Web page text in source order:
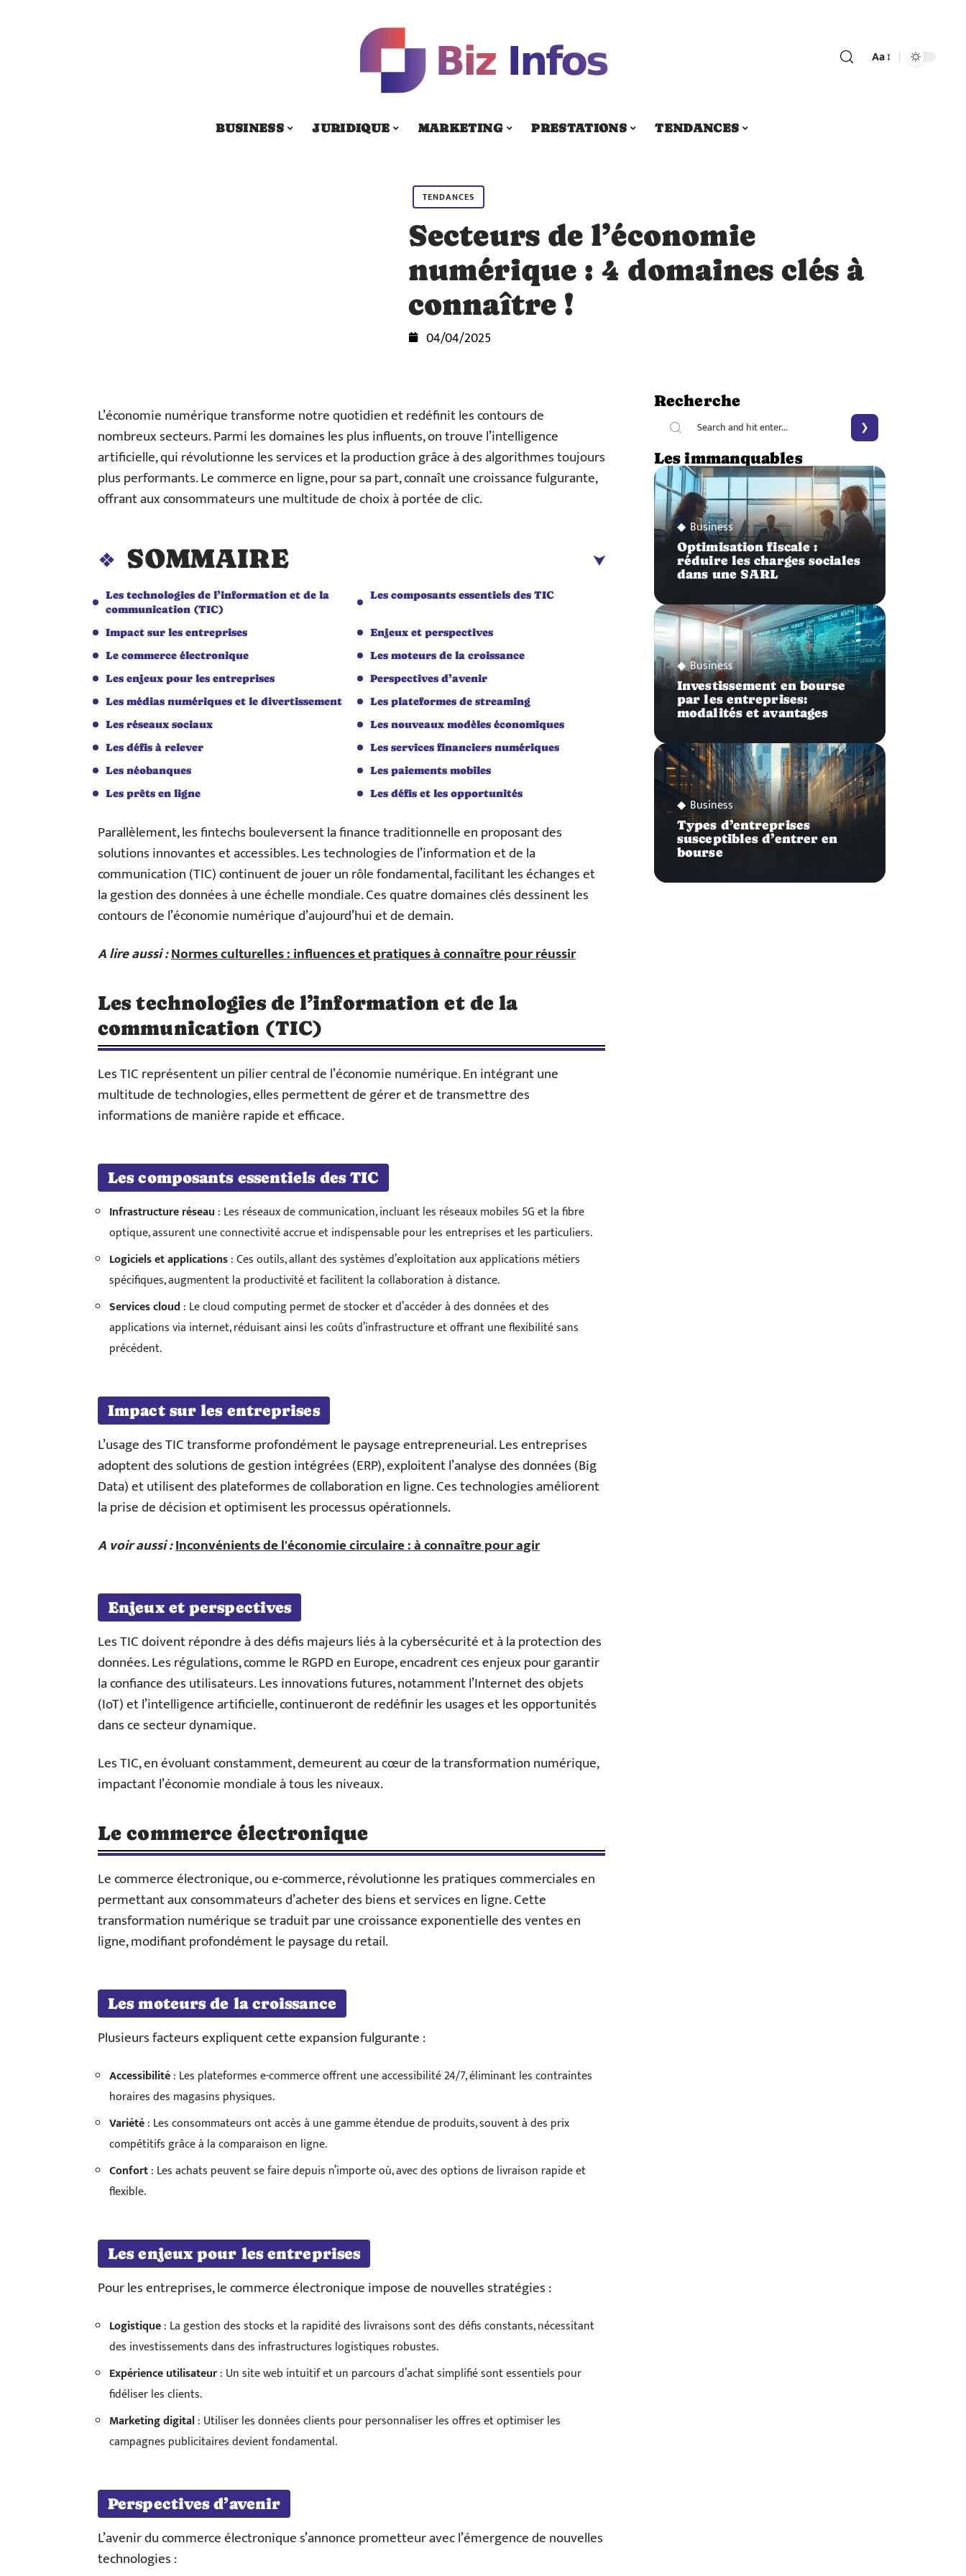
Aa
BUSINESS JURIDIQUE MARKETING PRESTATIONS TENDANCES
TENDANCES
Secteurs de l’économie
numérique : 4 domaines clés à
connaître !
04/04/2025
L’économie numérique transforme notre quotidien et redéfinit les contours de
nombreux secteurs. Parmi les domaines les plus influents, on trouve l’intelligence
artificielle, qui révolutionne les services et la production grâce à des algorithmes toujours
plus performants. Le commerce en ligne, pour sa part, connaît une croissance fulgurante,
offrant aux consommateurs une multitude de choix à portée de clic.
SOMMAIRE
Les technologies de l’information et de la
communication (TIC)
Les composants essentiels des TIC
Impact sur les entreprises
Enjeux et perspectives
Le commerce électronique
Les moteurs de la croissance
Les enjeux pour les entreprises
Perspectives d’avenir
Les médias numériques et le divertissement
Les plateformes de streaming
Les réseaux sociaux
Les nouveaux modèles économiques
Les défis à relever
Les services financiers numériques
Les néobanques
Les paiements mobiles
Les prêts en ligne
Les défis et les opportunités
Parallèlement, les fintechs bouleversent la finance traditionnelle en proposant des
solutions innovantes et accessibles. Les technologies de l’information et de la
communication (TIC) continuent de jouer un rôle fondamental, facilitant les échanges et
la gestion des données à une échelle mondiale. Ces quatre domaines clés dessinent les
contours de l’économie numérique d’aujourd’hui et de demain.
A lire aussi :Normes culturelles : influences et pratiques à connaître pour réussir
Les technologies de l’information et de la
communication (TIC)
Les TIC représentent un pilier central de l’économie numérique. En intégrant une
multitude de technologies, elles permettent de gérer et de transmettre des
informations de manière rapide et efficace.
Les composants essentiels des TIC
Infrastructure réseau : Les réseaux de communication, incluant les réseaux mobiles 5G et la fibre
optique, assurent une connectivité accrue et indispensable pour les entreprises et les particuliers.
Logiciels et applications: Ces outils, allant des systèmes d’exploitation aux applications métiers
spécifiques, augmentent la productivité et facilitent la collaboration à distance.
Services cloud : Le cloud computing permet de stocker et d’accéder à des données et des
applications via internet, réduisant ainsi les coûts d’infrastructure et offrant une flexibilité sans
précédent.
Impact sur les entreprises
L’usage des TIC transforme profondément le paysage entrepreneurial. Les entreprises
adoptent des solutions de gestion intégrées (ERP), exploitent l’analyse des données (Big
Data) et utilisent des plateformes de collaboration en ligne. Ces technologies améliorent
la prise de décision et optimisent les processus opérationnels.
A voir aussi :Inconvénients de l'économie circulaire : à connaître pour agir
Enjeux et perspectives
Les TIC doivent répondre à des défis majeurs liés à la cybersécurité et à la protection des
données. Les régulations, comme le RGPD en Europe, encadrent ces enjeux pour garantir
la confiance des utilisateurs. Les innovations futures, notamment l’Internet des objets
(IoT) et l’intelligence artificielle, continueront de redéfinir les usages et les opportunités
dans ce secteur dynamique.
Les TIC, en évoluant constamment, demeurent au cœur de la transformation numérique,
impactant l’économie mondiale à tous les niveaux.
Le commerce électronique
Le commerce électronique, ou e-commerce, révolutionne les pratiques commerciales en
permettant aux consommateurs d’acheter des biens et services en ligne. Cette
transformation numérique se traduit par une croissance exponentielle des ventes en
ligne, modifiant profondément le paysage du retail.
Les moteurs de la croissance
Plusieurs facteurs expliquent cette expansion fulgurante :
Accessibilité: Les plateformes e-commerce offrent une accessibilité 24/7, éliminant les contraintes
horaires des magasins physiques.
Variété: Les consommateurs ont accès à une gamme étendue de produits, souvent à des prix
compétitifs grâce à la comparaison en ligne.
Confort: Les achats peuvent se faire depuis n’importe où, avec des options de livraison rapide et
flexible.
Les enjeux pour les entreprises
Pour les entreprises, le commerce électronique impose de nouvelles stratégies :
Logistique: La gestion des stocks et la rapidité des livraisons sont des défis constants, nécessitant
des investissements dans des infrastructures logistiques robustes.
Expérience utilisateur: Un site web intuitif et un parcours d’achat simplifié sont essentiels pour
fidéliser les clients.
Marketing digital: Utiliser les données clients pour personnaliser les offres et optimiser les
campagnes publicitaires devient fondamental.
Perspectives d’avenir
L’avenir du commerce électronique s’annonce prometteur avec l’émergence de nouvelles
technologies :
Recherche
Les immanquables
Business
Optimisation fiscale :
réduire les charges sociales
dans une SARL
Business
Investissement en bourse
par les entreprises:
modalités et avantages
Business
Types d’entreprises
susceptibles d’entrer en
bourse